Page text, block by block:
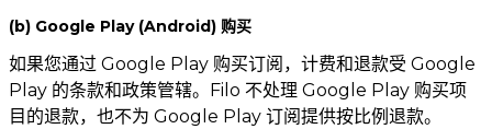
(b) Google Play (Android) 购买
如果您通过 Google Play 购买订阅，计费和退款受 Google
Play 的条款和政策管辖。Filo 不处理 Google Play 购买项
目的退款，也不为 Google Play 订阅提供按比例退款。